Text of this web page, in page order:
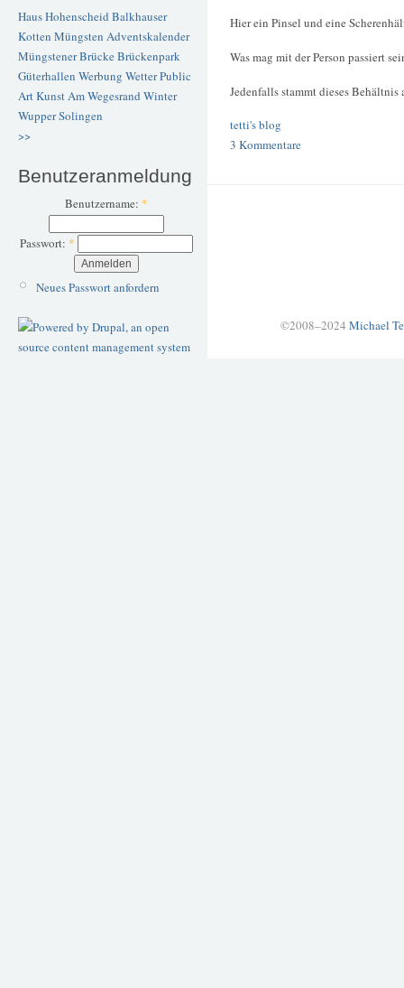
Haus Hohenscheid Balkhauser
Kotten Müngsten Adventskalender
Müngstener BrückeBrückenpark
Güterhallen Werbung WetterPublic
ArtKunstAm Wegesrand Winter
WupperSolingen
>>
Benutzeranmeldung
Benutzername: *
Passwort: *
Neues Passwort anfordern
Hier ein Pinsel und eine
Was mag mit der Person passiert
Jedenfalls stammt dieses
tetti's blog
3 Kommentare
©2008–2024 Michael